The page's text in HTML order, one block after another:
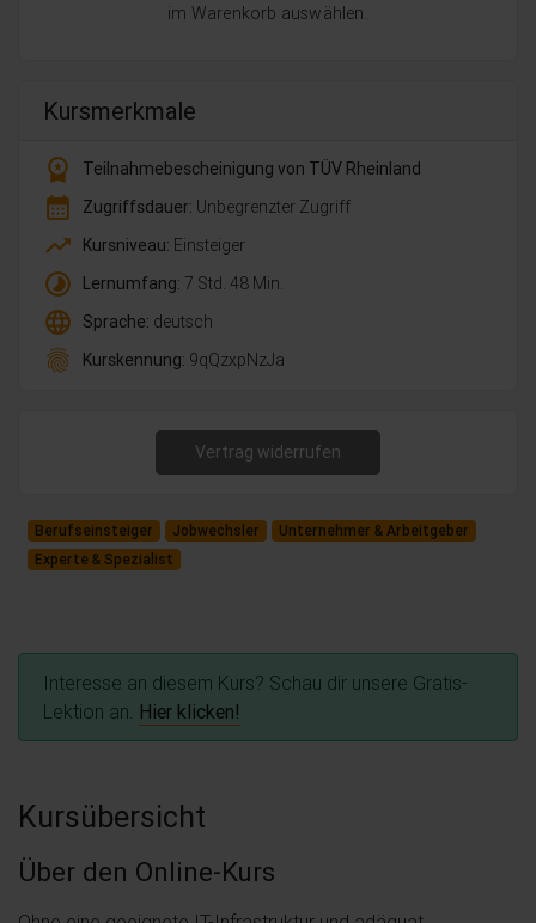
im Warenkorb auswählen.
Kursmerkmale
workspace_premium
Teilnahmebescheinigung von TÜV Rheinland
calendar_month Zugriffsdauer: Unbegrenzter Zugriff
trending_up Kursniveau: Einsteiger
timelapse Lernumfang: 7 Std. 48 Min.
language Sprache: deutsch
fingerprint Kurskennung: 9qQzxpNzJa
Vertrag widerrufen
Berufseinsteiger Jobwechsler
Unternehmer & Arbeitgeber
Experte & Spezialist
Interesse an diesem Kurs? Schau dir unsere Gratis-
Lektion an. Hier klicken!
Kursübersicht
Über den Online-Kurs